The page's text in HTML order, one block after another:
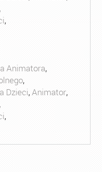
,
Animatora,
,
Dzieci,Animator,
,